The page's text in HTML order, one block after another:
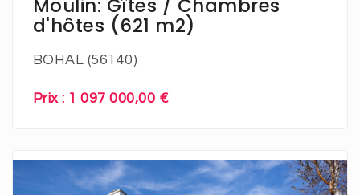
Moulin: Gîtes / Chambres
d'hôtes (621 m2)
BOHAL (56140)
Prix : 1 097 000,00 €